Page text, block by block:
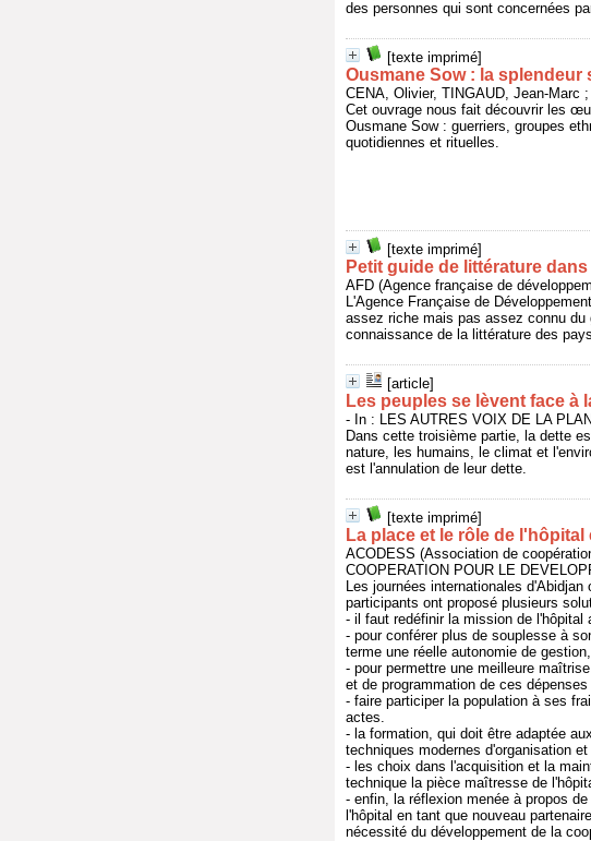
des personnes qui sont concernées
[texte imprimé]
Ousmane Sow : la splendeur
CENA, Olivier, TINGAUD, Jean-Marc
Cet ouvrage nous fait découvrir les
Ousmane Sow : guerriers, groupes
quotidiennes et rituelles.
[texte imprimé]
Petit guide de littérature
AFD (Agence française de
L'Agence Française de
assez riche mais pas assez connu
connaissance de la littérature des
[article]
Les peuples se lèvent face à
- In : LES AUTRES VOIX DE LA
Dans cette troisième partie, la dette
nature, les humains, le climat et
est l'annulation de leur dette.
[texte imprimé]
La place et le rôle de l'hôpital
ACODESS (Association de
COOPERATION POUR LE
Les journées internationales
participants ont proposé plusieurs
- il faut redéfinir la mission de l'hôpital
- pour conférer plus de souplesse à
terme une réelle autonomie de
- pour permettre une meilleure
et de programmation de ces
- faire participer la population à ses
actes.
- la formation, qui doit être adaptée
techniques modernes d'organisation
- les choix dans l'acquisition et la
technique la pièce maîtresse de
- enfin, la réflexion menée à propos
l'hôpital en tant que nouveau
nécessité du développement de la